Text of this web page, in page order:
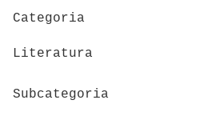
Categoria
Literatura
Subcategoria